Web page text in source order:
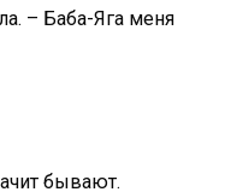
– Баба-Яга меня
бывают.